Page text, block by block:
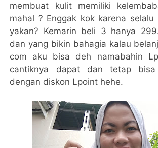
membuat kulit memiliki
mahal ? Enggak kok karena selalu
yakan? Kemarin beli 3 hanya
dan yang bikin bahagia kalau
com aku bisa deh namabahin
cantiknya dapat dan tetap
dengan diskon Lpoint hehe.